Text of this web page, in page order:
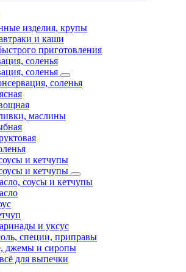
изделия, крупы
и каши
приготовления
соленья
соленья
соленья
маслины
и кетчупы
и кетчупы
соусы и кетчупы
и уксус
специи, приправы
джемы и сиропы
для выпечки